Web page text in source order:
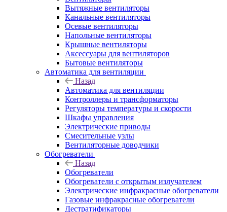
Вытяжные вентиляторы
Канальные вентиляторы
Осевые вентиляторы
Напольные вентиляторы
Крышные вентиляторы
Аксессуары для вентиляторов
Бытовые вентиляторы
Автоматика для вентиляции
Назад
Автоматика для вентиляции
Контроллеры и трансформаторы
Регуляторы температуры и скорости
Шкафы управления
Электрические приводы
Смесительные узлы
Вентиляторные доводчики
Обогреватели
Назад
Обогреватели
Обогреватели с открытым излучателем
Электрические инфракрасные обогреватели
Газовые инфракрасные обогреватели
Дестратификаторы